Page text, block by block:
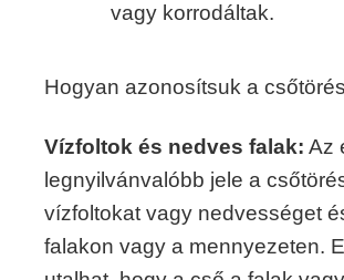
vagy korrodáltak.
Hogyan azonosítsuk a
Vízfoltok és nedves falak: Az
legnyilvánvalóbb jele a
vízfoltokat vagy nedvességet
falakon vagy a mennyezeten.